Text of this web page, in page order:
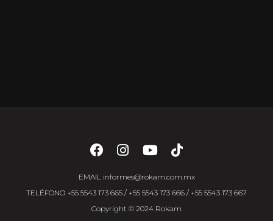
EMAIL informes@rokam.com.mx
TELÉFONO +55 5543 173 665 / +55 5543 173 666 / +55 5543 173 667
Copyright © 2024 Rokam